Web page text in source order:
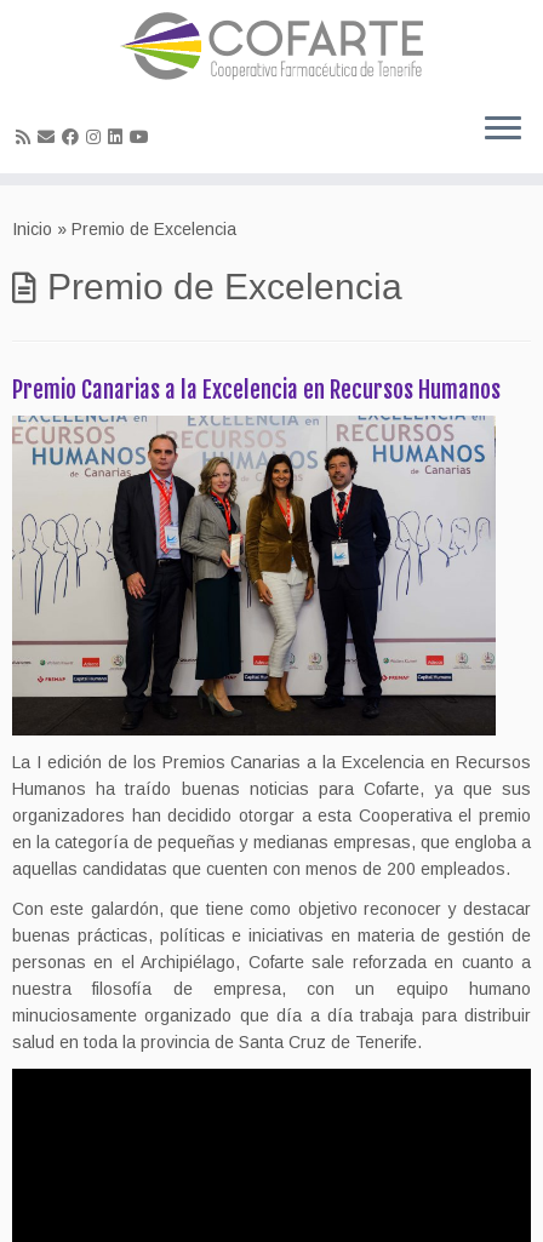
Inicio » Premio de Excelencia
Premio de Excelencia
Premio Canarias a la Excelencia en Recursos Humanos
La I edición de los Premios Canarias a la Excelencia en Recursos
Humanos ha traído buenas noticias para Cofarte, ya que sus
organizadores han decidido otorgar a esta Cooperativa el premio
en la categoría de pequeñas y medianas empresas, que engloba a
aquellas candidatas que cuenten con menos de 200 empleados.
Con este galardón, que tiene como objetivo reconocer y destacar
buenas prácticas, políticas e iniciativas en materia de gestión de
personas en el Archipiélago, Cofarte sale reforzada en cuanto a
nuestra filosofía de empresa, con un equipo humano
minuciosamente organizado que día a día trabaja para distribuir
salud en toda la provincia de Santa Cruz de Tenerife.